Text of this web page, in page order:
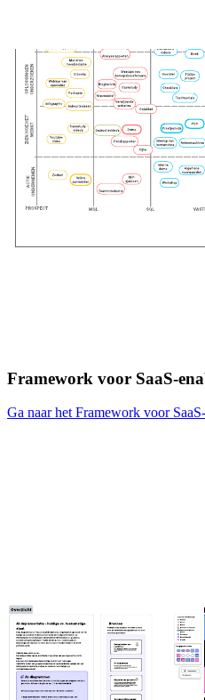
Framework voor SaaS-
Ga naar het Framework voor